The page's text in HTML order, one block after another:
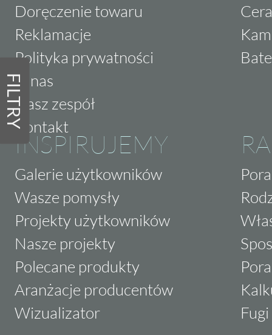
FILTRY
Doręczenie towaru
Reklamacje
Polityka prywatności
O nas
Nasz zespół
Kontakt
INSPIRUJEMY
Galerie użytkowników
Wasze pomysły
Projekty użytkowników
Nasze projekty
Polecane produkty
Aranżacje producentów
Wizualizator